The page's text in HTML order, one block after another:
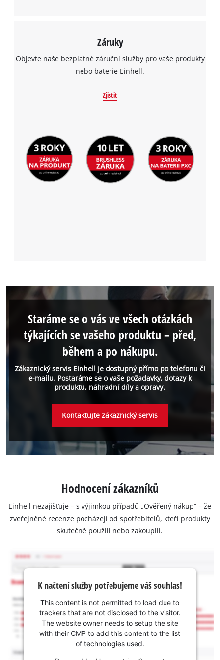
Záruky
Objevte naše bezplatné záruční služby pro vaše produkty
nebo baterie Einhell.
Zjistit
Zákaznický servis Einhell je dostupný přímo po telefonu či
e-mailu. Postaráme se o vaše požadavky, dotazy k
produktu, náhradní díly a opravy.
Staráme se o vás ve všech otázkách
týkajících se vašeho produktu – před,
během a po nákupu.
Kontaktujte zákaznický servis
Hodnocení zákazníků
Einhell nezajišťuje – s výjimkou případů „Ověřený nákup“ – že
zveřejněné recenze pocházejí od spotřebitelů, kteří produkty
skutečně použili nebo zakoupili.
K načtení služby potřebujeme váš souhlas!
This content is not permitted to load due to
trackers that are not disclosed to the visitor.
The website owner needs to setup the site
with their CMP to add this content to the list
of technologies used.